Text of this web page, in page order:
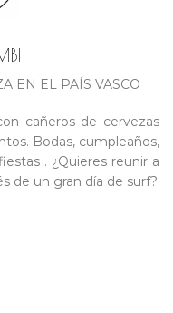
EN EL PAÍS VASCO
cañeros de cervezas
Bodas, cumpleaños,
. ¿Quieres reunir a
de un gran día de surf?